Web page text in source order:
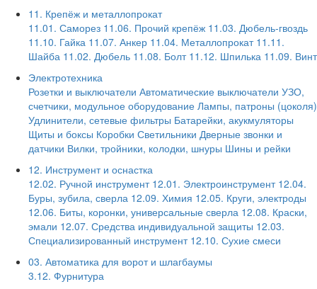
11. Крепёж и металлопрокат
11.01. Саморез 11.06. Прочий крепёж 11.03. Дюбель-гвоздь
11.10. Гайка 11.07. Анкер 11.04. Металлопрокат 11.11.
Шайба 11.02. Дюбель 11.08. Болт 11.12. Шпилька 11.09. Винт
Электротехника
Розетки и выключатели Автоматические выключатели УЗО,
счетчики, модульное оборудование Лампы, патроны (цоколя)
Удлинители, сетевые фильтры Батарейки, акукмуляторы
Щиты и боксы Коробки Светильники Дверные звонки и
датчики Вилки, тройники, колодки, шнуры Шины и рейки
12. Инструмент и оснастка
12.02. Ручной инструмент 12.01. Электроинструмент 12.04.
Буры, зубила, сверла 12.09. Химия 12.05. Круги, электроды
12.06. Биты, коронки, универсальные сверла 12.08. Краски,
эмали 12.07. Средства индивидуальной защиты 12.03.
Специализированный инструмент 12.10. Сухие смеси
03. Автоматика для ворот и шлагбаумы
3.12. Фурнитура